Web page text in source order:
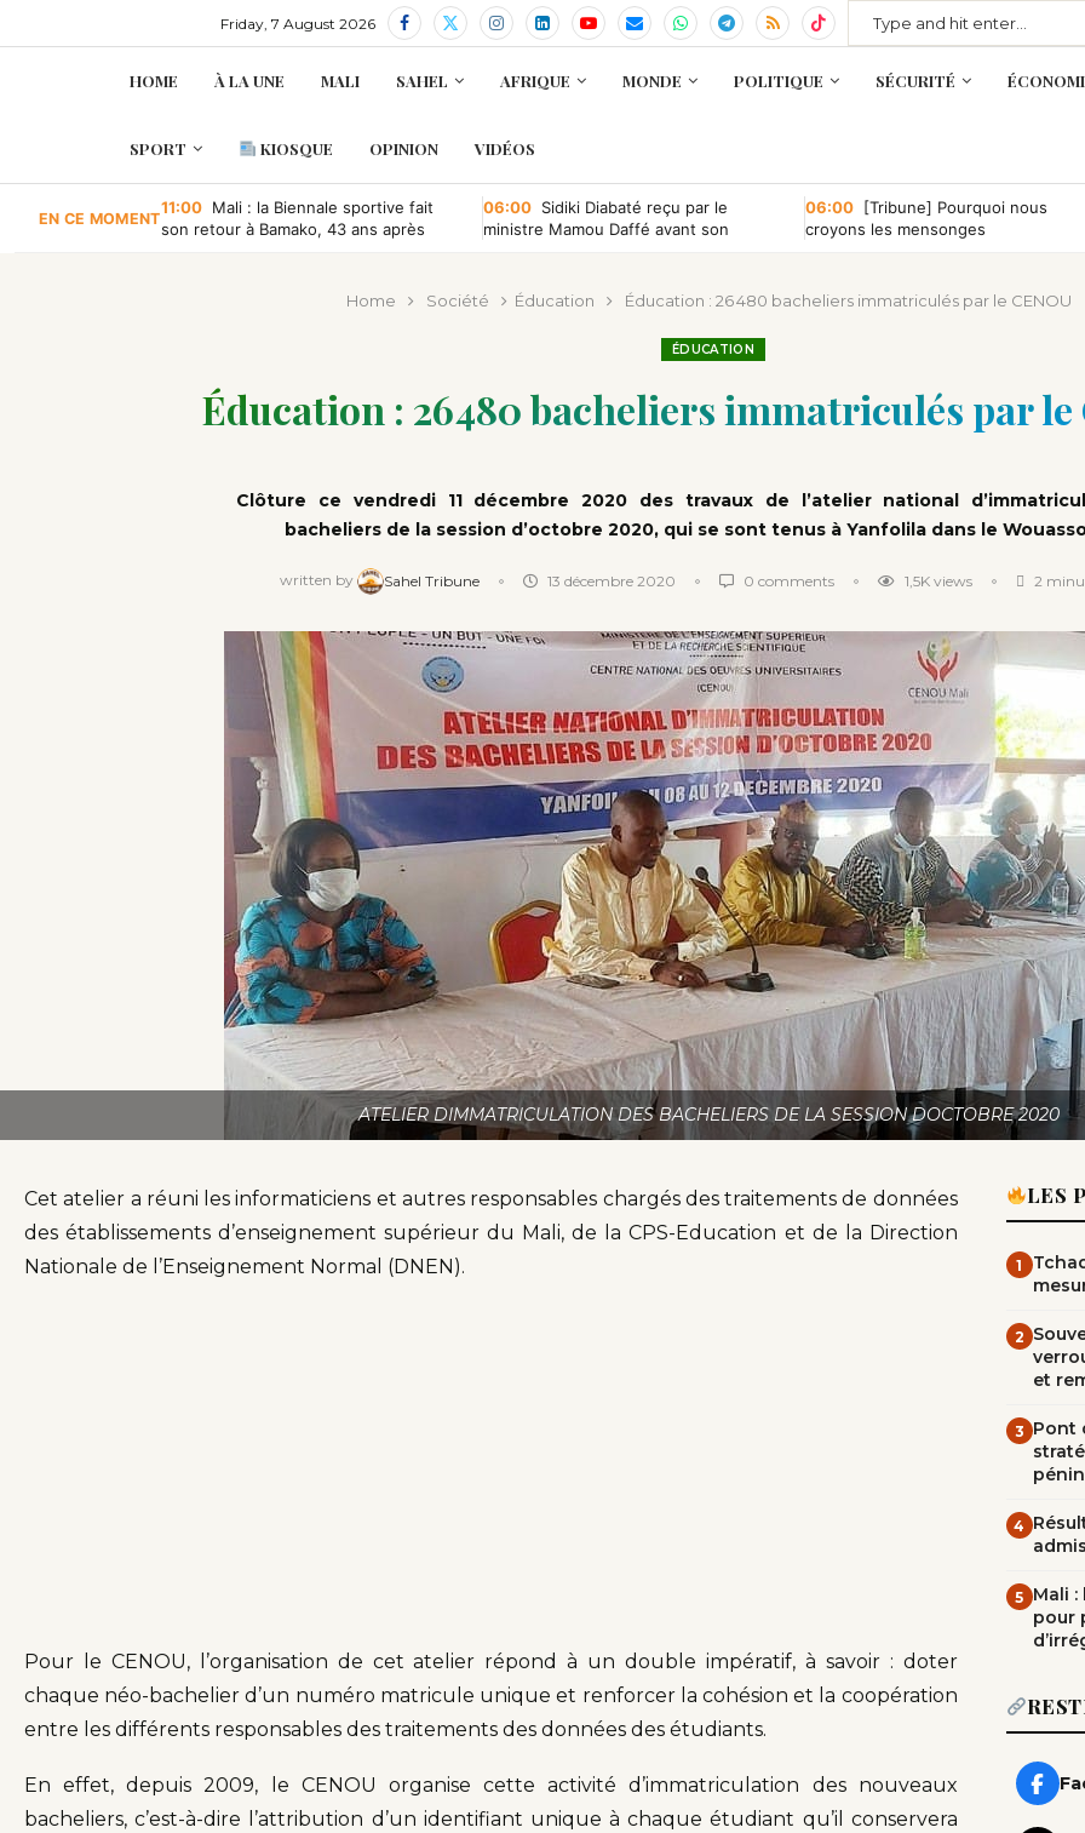
Friday, 7 August 2026
HOME À LA UNE MALI SAHEL AFRIQUE MONDE POLITIQUE SÉCURITÉ
SPORT KIOSQUE OPINION VIDÉOS
EN CE MOMENT
11:00 Mali : la Biennale sportive fait
son retour à Bamako, 43 ans après
06:00 Sidiki Diabaté reçu par le
ministre Mamou Daffé avant son
06:00 [Tribune] Pourquoi nous
croyons les mensonges
Home Société Éducation Éducation : 26 480 bacheliers immatriculés par le CENOU
ÉDUCATION
Éducation : 26 480 bacheliers immatriculés par le
Clôture ce vendredi 11 décembre 2020 des travaux de l’atelier national
bacheliers de la session d’octobre 2020, qui se sont tenus à Yanfolila dans le
written by Sahel Tribune 13 décembre 2020 0 comments 1,5Kviews 2
ATELIER DIMMATRICULATION DES BACHELIERS DE LA SESSION DOCTOBRE 2020
Cet atelier a réuni les informaticiens et autres responsables chargés des traitements de données
des établissements d’enseignement supérieur du Mali, de la CPS-Education et de la Direction
Nationale de l’Enseignement Normal (DNEN).
Pour le CENOU, l’organisation de cet atelier répond à un double impératif, à savoir : doter
chaque néo-bachelier d’un numéro matricule unique et renforcer la cohésion et la coopération
entre les différents responsables des traitements des données des étudiants.
En effet, depuis 2009, le CENOU organise cette activité d’immatriculation des nouveaux
bacheliers, c’est-à-dire l’attribution d’un identifiant unique à chaque étudiant qu’il conservera
LES
1
2
et
3 Pont
4
5 Mali :
pour